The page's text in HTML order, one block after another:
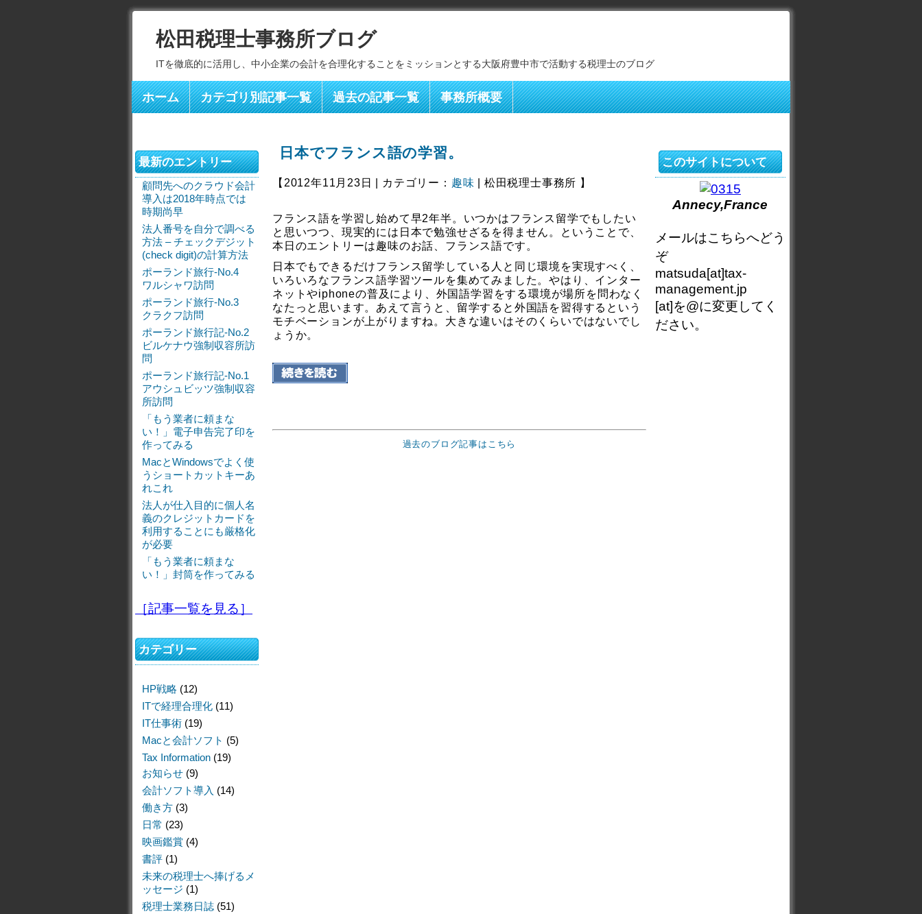
松田税理士事務所ブログ
ITを徹底的に活用し、中小企業の会計を合理化することをミッションとする大阪府豊中市で活動する税理士のブログ
ホーム カテゴリ別記事一覧 過去の記事一覧 事務所概要
日本でフランス語の学習。
【2012年11月23日 | カテゴリー： 趣味 | 松田税理士事務所 】
フランス語を学習し始めて早2年半。いつかはフランス留学でもしたい
と思いつつ、現実的には日本で勉強せざるを得ません。ということで、
本日のエントリーは趣味のお話、フランス語です。
日本でもできるだけフランス留学している人と同じ環境を実現すべく、
いろいろなフランス語学習ツールを集めてみました。やはり、インター
ネットやiphoneの普及により、外国語学習をする環境が場所を問わなく
なたっと思います。あえて言うと、留学すると外国語を習得するという
モチベーションが上がりますね。大きな違いはそのくらいではないでし
ょうか。
過去のブログ記事はこちら
最新のエントリー
顧問先へのクラウド会計
導入は2018年時点では
時期尚早
法人番号を自分で調べる
方法 – チェックデジット
(check digit)の計算方法
ポーランド旅行-No.4
ワルシャワ訪問
ポーランド旅行-No.3
クラクフ訪問
ポーランド旅行記-No.2
ビルケナウ強制収容所訪
問
ポーランド旅行記-No.1
アウシュビッツ強制収容
所訪問
「もう業者に頼まな
い！」電子申告完了印を
作ってみる
MacとWindowsでよく使
うショートカットキーあ
れこれ
法人が仕入目的に個人名
義のクレジットカードを
利用することにも厳格化
が必要
「もう業者に頼まな
い！」封筒を作ってみる
［記事一覧を見る］
カテゴリー
HP戦略 (12)
ITで経理合理化 (11)
IT仕事術 (19)
Macと会計ソフト (5)
Tax Information (19)
お知らせ (9)
会計ソフト導入 (14)
働き方 (3)
日常 (23)
映画鑑賞 (4)
書評 (1)
未来の税理士へ捧げるメ
ッセージ (1)
税理士業務日誌 (51)
このサイトについて
Annecy,France
メールはこちらへどう
ぞ
matsuda[at]tax-
management.jp
[at]を@に変更してく
ださい。